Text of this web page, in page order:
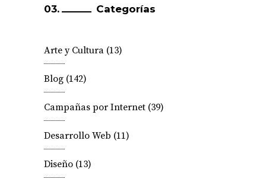
Categorías
Arte y Cultura (13)
Blog (142)
Campañas por Internet (39)
Desarrollo Web (11)
Diseño (13)